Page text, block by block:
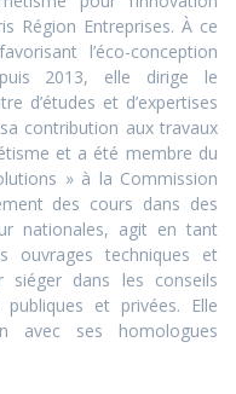
Région Entreprises. À ce
l’éco-conception
2013, elle dirige le
d’études et d’expertises
contribution aux travaux
et a été membre du
» à la Commission
des cours dans des
nationales, agit en tant
ouvrages techniques et
siéger dans les conseils
publiques et privées. Elle
avec ses homologues